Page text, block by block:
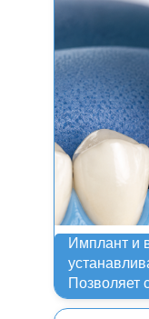
Имплант и
Позволяет